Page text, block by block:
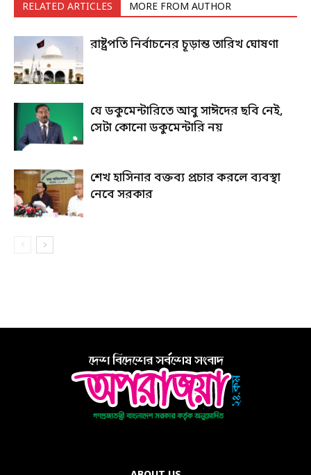
RELATED ARTICLES MORE FROM AUTHOR
রাষ্ট্রপতি নির্বাচনের চূড়ান্ত তারিখ ঘোষণা
যে ডকুমেন্টারিতে আবু সাঈদের ছবি নেই,
সেটা কোনো ডকুমেন্টারি নয়
শেখ হাসিনার বক্তব্য প্রচার করলে ব্যবস্থা
নেবে সরকার